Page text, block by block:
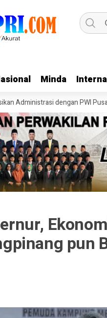
Minda
Minda
dengan PWI Pusat
pun